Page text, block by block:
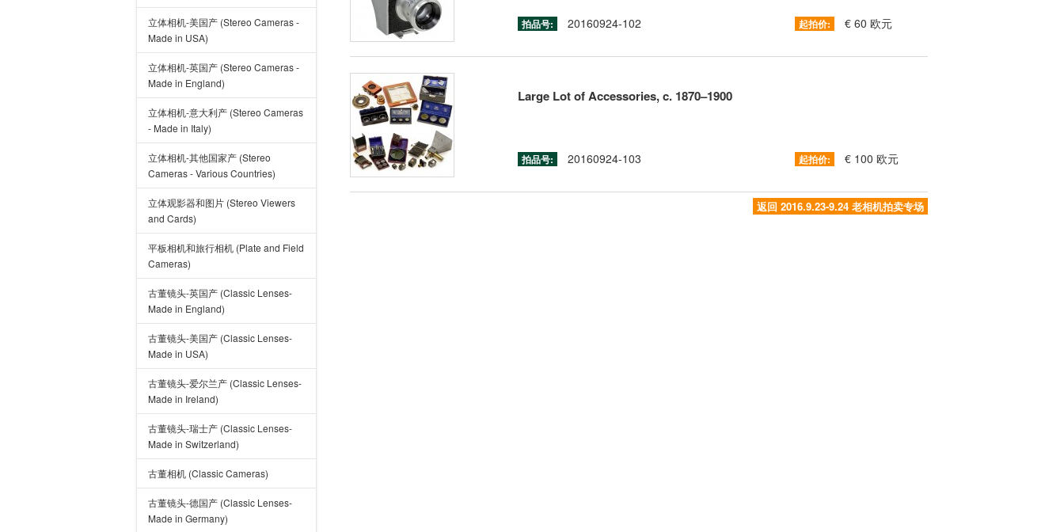
立体相机-美国产 (Stereo Cameras -
Made in USA)
立体相机-英国产 (Stereo Cameras -
Made in England)
立体相机-意大利产 (Stereo Cameras
- Made in Italy)
立体相机-其他国家产 (Stereo
Cameras - Various Countries)
立体观影器和图片 (Stereo Viewers
and Cards)
平板相机和旅行相机 (Plate and Field
Cameras)
古董镜头-英国产 (Classic Lenses-
Made in England)
古董镜头-美国产 (Classic Lenses-
Made in USA)
古董镜头-爱尔兰产 (Classic Lenses-
Made in Ireland)
古董镜头-瑞士产 (Classic Lenses-
Made in Switzerland)
古董相机 (Classic Cameras)
古董镜头-德国产 (Classic Lenses-
Made in Germany)
拍品号: 20160924-102 起拍价: € 60 欧元
Large Lot of Accessories, c. 1870–1900
拍品号: 20160924-103 起拍价: € 100 欧元
返回 2016.9.23-9.24 老相机拍卖专场